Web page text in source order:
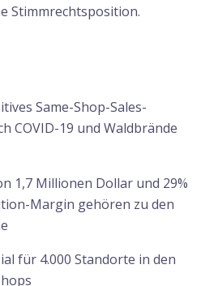
Stimmrechtsposition.
Same-Shop-Sales-
COVID-19 und Waldbrände
1,7 Millionen Dollar und 29%
Margin gehören zu den
für 4.000 Standorte in den